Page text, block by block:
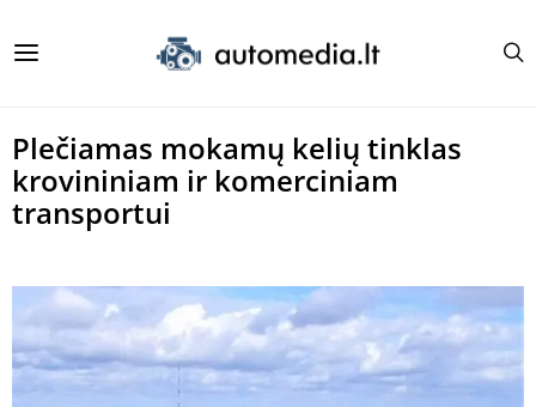
Plečiamas mokamų kelių tinklas
krovininiam ir komerciniam
transportui